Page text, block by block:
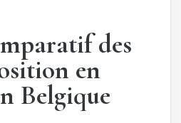
des
en
Belgique